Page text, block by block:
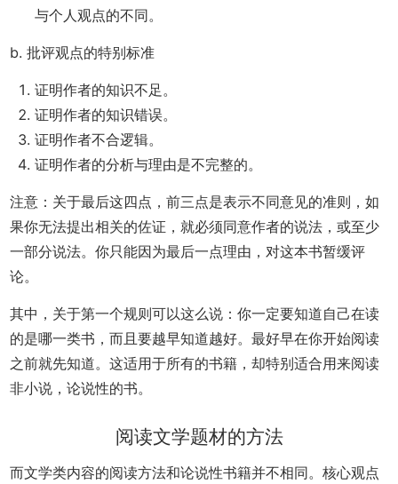
与个人观点的不同。
b. 批评观点的特别标准
证明作者的知识不足。
证明作者的知识错误。
证明作者不合逻辑。
证明作者的分析与理由是不完整的。
注意：关于最后这四点，前三点是表示不同意见的准则，如
果你无法提出相关的佐证，就必须同意作者的说法，或至少
一部分说法。你只能因为最后一点理由，对这本书暂缓评
论。
其中，关于第一个规则可以这么说：你一定要知道自己在读
的是哪一类书，而且要越早知道越好。最好早在你开始阅读
之前就先知道。这适用于所有的书籍，却特别适合用来阅读
非小说，论说性的书。
阅读文学题材的方法
而文学类内容的阅读方法和论说性书籍并不相同。核心观点